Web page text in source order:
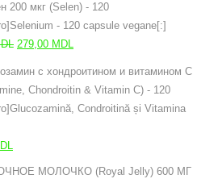
составляла
437,00 MDL.
200 мкг (Selen) - 120
- 120 capsule vegane[:]
Первоначальная
составляла
310,00 MDL.
279,00 MDL
с хондроитином и витамином С
Chondroitin & Vitamin C) - 120
Condroitină și Vitamina
МОЛОЧКО (Royal Jelly) 600 МГ